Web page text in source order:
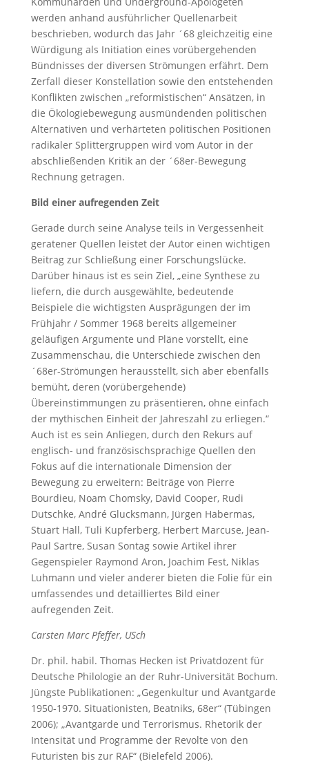
werden anhand ausführlicher Quellenarbeit
beschrieben, wodurch das Jahr ´68 gleichzeitig eine
Würdigung als Initiation eines vorübergehenden
Bündnisses der diversen Strömungen erfährt. Dem
Zerfall dieser Konstellation sowie den entstehenden
Konflikten zwischen „reformistischen“ Ansätzen, in
die Ökologiebewegung ausmündenden politischen
Alternativen und verhärteten politischen Positionen
radikaler Splittergruppen wird vom Autor in der
abschließenden Kritik an der ´68er-Bewegung
Rechnung getragen.
Bild einer aufregenden Zeit
Gerade durch seine Analyse teils in Vergessenheit
geratener Quellen leistet der Autor einen wichtigen
Beitrag zur Schließung einer Forschungslücke.
Darüber hinaus ist es sein Ziel, „eine Synthese zu
liefern, die durch ausgewählte, bedeutende
Beispiele die wichtigsten Ausprägungen der im
Frühjahr / Sommer 1968 bereits allgemeiner
geläufigen Argumente und Pläne vorstellt, eine
Zusammenschau, die Unterschiede zwischen den
´68er-Strömungen herausstellt, sich aber ebenfalls
bemüht, deren (vorübergehende)
Übereinstimmungen zu präsentieren, ohne einfach
der mythischen Einheit der Jahreszahl zu erliegen.“
Auch ist es sein Anliegen, durch den Rekurs auf
englisch- und französischsprachige Quellen den
Fokus auf die internationale Dimension der
Bewegung zu erweitern: Beiträge von Pierre
Bourdieu, Noam Chomsky, David Cooper, Rudi
Dutschke, André Glucksmann, Jürgen Habermas,
Stuart Hall, Tuli Kupferberg, Herbert Marcuse, Jean-
Paul Sartre, Susan Sontag sowie Artikel ihrer
Gegenspieler Raymond Aron, Joachim Fest, Niklas
Luhmann und vieler anderer bieten die Folie für ein
umfassendes und detailliertes Bild einer
aufregenden Zeit.
Carsten Marc Pfeffer, USch
Dr. phil. habil. Thomas Hecken ist Privatdozent für
Deutsche Philologie an der Ruhr-Universität Bochum.
Jüngste Publikationen: „Gegenkultur und Avantgarde
1950-1970. Situationisten, Beatniks, 68er“ (Tübingen
2006); „Avantgarde und Terrorismus. Rhetorik der
Intensität und Programme der Revolte von den
Futuristen bis zur RAF“ (Bielefeld 2006).